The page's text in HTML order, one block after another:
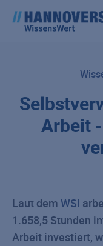
Arbeit
Laut dem WSI
1.658,5 Stunden
Arbeit investiert,